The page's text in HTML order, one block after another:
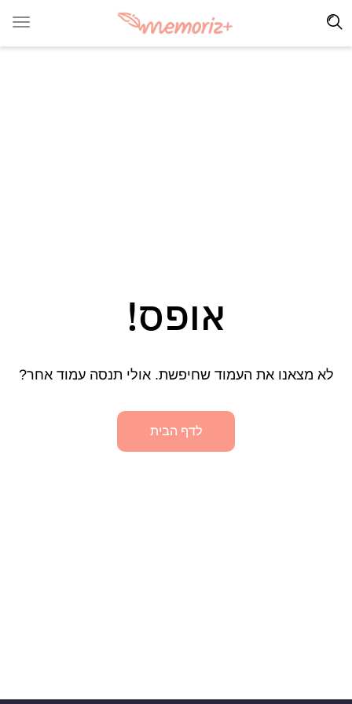
אופס!
לא מצאנו את העמוד שחיפשת. אולי תנסה עמוד אחר?
לדף הבית